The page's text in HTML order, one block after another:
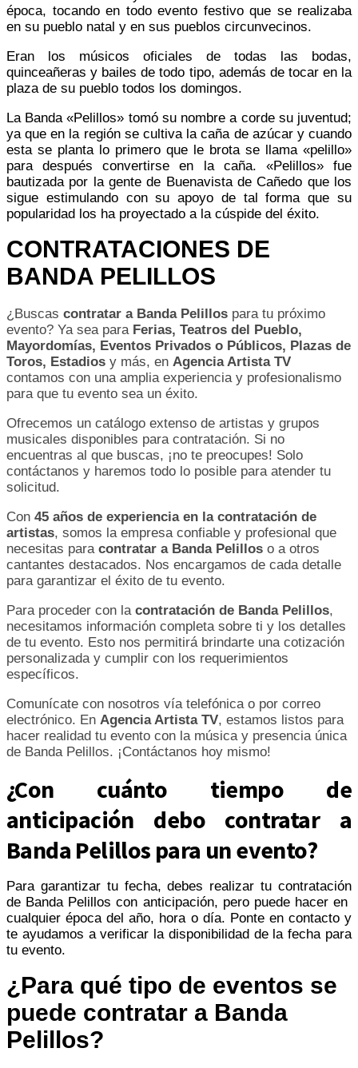
época, tocando en todo evento festivo que se realizaba
en su pueblo natal y en sus pueblos circunvecinos.
Eran los músicos oficiales de todas las bodas,
quinceañeras y bailes de todo tipo, además de tocar en la
plaza de su pueblo todos los domingos.
La Banda «Pelillos» tomó su nombre a corde su juventud;
ya que en la región se cultiva la caña de azúcar y cuando
esta se planta lo primero que le brota se llama «pelillo»
para después convertirse en la caña. «Pelillos» fue
bautizada por la gente de Buenavista de Cañedo que los
sigue estimulando con su apoyo de tal forma que su
popularidad los ha proyectado a la cúspide del éxito.
CONTRATACIONES DE
BANDA PELILLOS
¿Buscas contratar a Banda Pelillos para tu próximo
evento? Ya sea para Ferias, Teatros del Pueblo,
Mayordomías, Eventos Privados o Públicos, Plazas de
Toros, Estadios y más, en Agencia Artista TV
contamos con una amplia experiencia y profesionalismo
para que tu evento sea un éxito.
Ofrecemos un catálogo extenso de artistas y grupos
musicales disponibles para contratación. Si no
encuentras al que buscas, ¡no te preocupes! Solo
contáctanos y haremos todo lo posible para atender tu
solicitud.
Con 45 años de experiencia en la contratación de
artistas, somos la empresa confiable y profesional que
necesitas para contratar a Banda Pelillos o a otros
cantantes destacados. Nos encargamos de cada detalle
para garantizar el éxito de tu evento.
Para proceder con la contratación de Banda Pelillos,
necesitamos información completa sobre ti y los detalles
de tu evento. Esto nos permitirá brindarte una cotización
personalizada y cumplir con los requerimientos
específicos.
Comunícate con nosotros vía telefónica o por correo
electrónico. En Agencia Artista TV, estamos listos para
hacer realidad tu evento con la música y presencia única
de Banda Pelillos. ¡Contáctanos hoy mismo!
¿Con cuánto tiempo de
anticipación debo contratar a
Banda Pelillos para un evento?
Para garantizar tu fecha, debes realizar tu contratación
de Banda Pelillos con anticipación, pero puede hacer en
cualquier época del año, hora o día. Ponte en contacto y
te ayudamos a verificar la disponibilidad de la fecha para
tu evento.
¿Para qué tipo de eventos se
puede contratar a Banda
Pelillos?